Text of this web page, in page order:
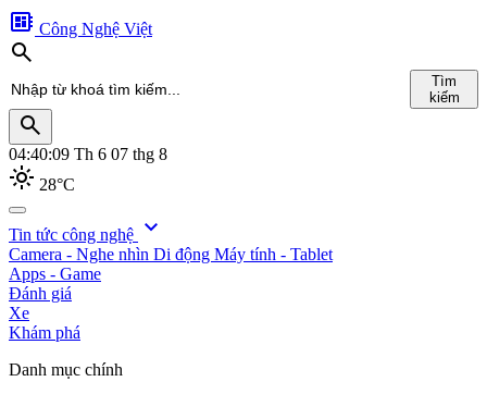
developer_board Công Nghệ Việt
search
Tìm
kiếm
search
04:40:11 Th 6 07 thg 8
light_mode 28°C
search
Tin tức công nghệ expand_more
Camera - Nghe nhìn Di động Máy tính - Tablet
Apps - Game
Đánh giá
Xe
Khám phá
Danh mục chính